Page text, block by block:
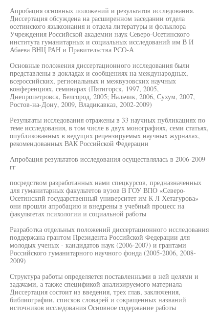
Апробация основных положений и результатов исследования.
Диссертация обсуждена на расширенном заседании отдела
осетинского языкознания и отдела литературы и фольклора
Учреждения Российской академии наук Северо-Осетинского
института гуманитарных и социальных исследований им В И
Абаева ВНЦ РАН и Правительства РСО-А
Основные положения диссертационного исследования были
представлены в докладах и сообщениях на международных,
всероссийских, региональных и межвузовских научных
конференциях, семинарах (Пятигорск, 1997, 2005,
Днепропетровск, Белгород, 2005; Нальчик, 2006, Сухум, 2007,
Ростов-на-Дону, 2009, Владикавказ, 2002-2009)
Результаты исследования отражены в 33 научных публикациях по
теме исследования, в том числе в двух монографиях, семи статьях,
опубликованных в ведущих рецензируемых научных журналах,
рекомендованных ВАК Российской Федерации
Апробация результатов исследования осуществлялась в 2006-2009
гг
посредством разработанных нами спецкурсов, предназначенных
для гуманитарных факультетов вузов В ГОУ ВПО «Северо-
Осетинскпй государственный университет им К Л Хетагурова»
они прошли апробацию и внедрены в учебный процесс на
факультетах психологии и социальной работы
Разработка отдельных положений диссертационного исследования
поддержана грантом Президента Российской Федерации для
молодых ученых - кандидатов наук (2006-2007) и грантами
Российского гуманитарного научного фонда (2005-2006, 2008-
2009)
Структура работы определяется поставленными в ней целями и
задачами, а также спецификой анализируемого материала
Диссертация состоит из введения, трех глав, заключения,
библиографии, списков словарей и сокращенных названий
источников исследования Основное содержание работы